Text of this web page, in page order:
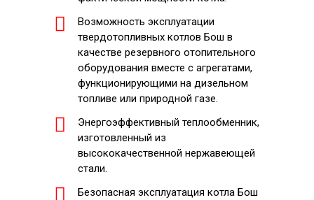
Возможность эксплуатации
твердотопливных котлов Бош в
качестве резервного отопительного
оборудования вместе с агрегатами,
функционирующими на дизельном
топливе или природной газе.
Энергоэффективный теплообменник,
изготовленный из
высококачественной нержавеющей
стали.
Безопасная эксплуатация котла Бош